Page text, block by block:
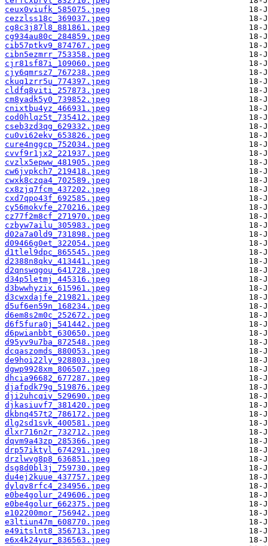
ceux0viufk_585075.jpeg
cezzlss18c_369037.jpeg
cg8c3j87l8_881861.jpeg
cg934au80c_284859.jpeg
cib57ptkv9_874767.jpeg
cibn5ezmrr_753358.jpeg
cjr81sf87i_109060.jpeg
cjy6qmrsz7_767238.jpeg
ckuq1zrr5u_774397.jpeg
cldfq8viti_257873.jpeg
cm8yadk5y0_739852.jpeg
cnixtbu4yz_466931.jpeg
cod0hlqz5t_735412.jpeg
cseb3zd3qg_629332.jpeg
cu0vi62ekv_653826.jpeg
cure4nggcp_752034.jpeg
cvvf9r1jx2_221937.jpeg
cvzlx5epww_481905.jpeg
cw6jvpkch7_219418.jpeg
cwxk8czqa4_702589.jpeg
cx8zjq7fcm_437202.jpeg
cxd7qpo43f_692585.jpeg
cy56mokvfe_270216.jpeg
cz77f2m8cf_271970.jpeg
czbyw7ailu_305983.jpeg
d02a7a0ld9_731898.jpeg
d09466g0et_322054.jpeg
d1tlel9dpc_865545.jpeg
d2388n8qkv_413441.jpeg
d2qnswqgou_641728.jpeg
d34p5letmj_445316.jpeg
d3bwwhyzix_615961.jpeg
d3cwxdajfe_219821.jpeg
d5uf6en59n_168234.jpeg
d6em8s2m0c_252672.jpeg
d6f5fura0j_541442.jpeg
d6pwianbbt_630650.jpeg
d95yv9u7ba_872548.jpeg
dcqaszomds_880053.jpeg
de9hoi22ly_928803.jpeg
dgwp9928xm_806507.jpeg
dhcia96682_677287.jpeg
djafpdk79g_519876.jpeg
dji2uhcqiv_529690.jpeg
djkasiuvf7_381420.jpeg
dkbnq457t2_786172.jpeg
dlg2sd1svk_400581.jpeg
dlxr716n2r_732712.jpeg
dqvm9a43zp_285366.jpeg
drp57iktyl_674291.jpeg
drzlwvg8p8_636851.jpeg
dsg8d0bl3j_759730.jpeg
du4ej2kuue_437757.jpeg
dylqv8rfc4_234956.jpeg
e0be4golur_249606.jpeg
e0be4golur_662375.jpeg
e102200mor_756942.jpeg
e3ltiun47m_608770.jpeg
e49itslnt8_356713.jpeg
e6x4k24yur_836563.jpeg